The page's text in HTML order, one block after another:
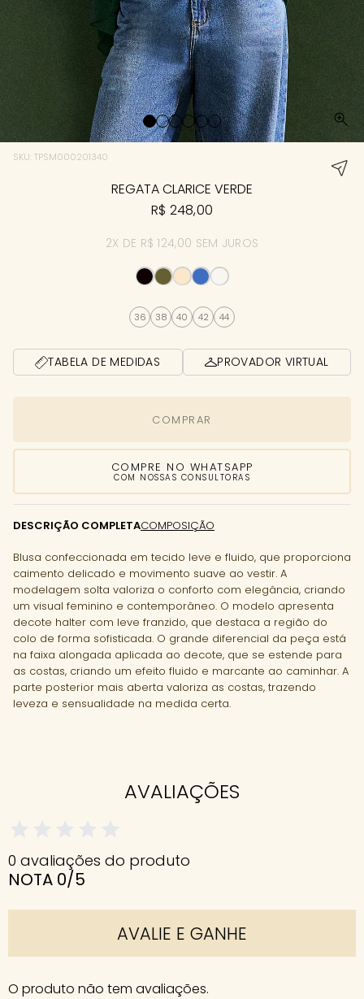
SKU: TPSM000201340
REGATA CLARICE VERDE
R$ 248,00
2X DE R$ 124,00 SEM JUROS
36 38 40 42 44
TABELA DE MEDIDAS PROVADOR VIRTUAL
COMPRAR
COMPRE NO WHATSAPP
COM NOSSAS CONSULTORAS
DESCRIÇÃO COMPLETACOMPOSIÇÃO
Blusa confeccionada em tecido leve e fluido, que proporciona
caimento delicado e movimento suave ao vestir. A
modelagem solta valoriza o conforto com elegância, criando
um visual feminino e contemporâneo. O modelo apresenta
decote halter com leve franzido, que destaca a região do
colo de forma sofisticada. O grande diferencial da peça está
na faixa alongada aplicada ao decote, que se estende para
as costas, criando um efeito fluido e marcante ao caminhar. A
parte posterior mais aberta valoriza as costas, trazendo
leveza e sensualidade na medida certa.
AVALIAÇÕES
0 avaliações do produto
NOTA 0/5
AVALIE E GANHE
O produto não tem avaliações.